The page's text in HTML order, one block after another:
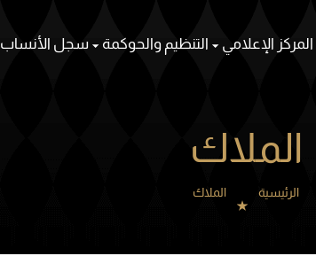
المركز الإعلامي التنظيم والحوكمة سجل الأنساب
الملاك
الرئيسية الملاك